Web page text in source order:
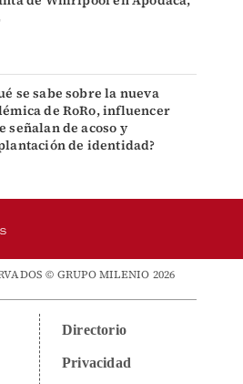
se sabe sobre la nueva
de RoRo, influencer
señalan de acoso y
de identidad?
© GRUPO MILENIO 2026
Directorio
Privacidad